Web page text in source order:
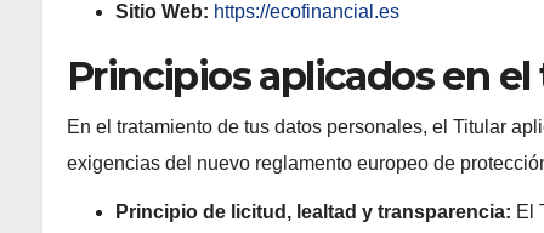
Sitio Web: https://ecofinancial.es
Principios aplicados en
En el tratamiento de tus datos personales, el Titular
exigencias del nuevo reglamento europeo de
Principio de licitud, lealtad y transparencia: El